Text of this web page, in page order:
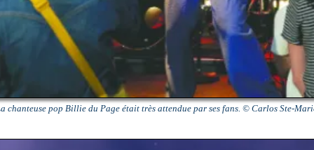
chanteuse pop Billie du Page était très attendue par ses fans. © Carlos Ste-